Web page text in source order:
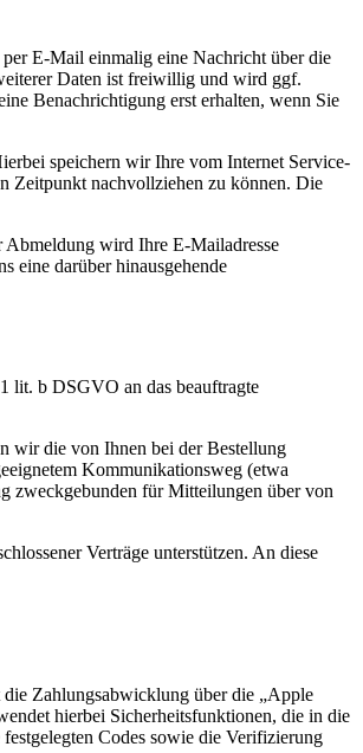
E-Mail einmalig eine Nachricht über die
Daten ist freiwillig und wird ggf.
Benachrichtigung erst erhalten, wenn Sie
speichern wir Ihre vom Internet Service-
Zeitpunkt nachvollziehen zu können. Die
Abmeldung wird Ihre E-Mailadresse
eine darüber hinausgehende
lit. b DSGVO an das beauftragte
wir die von Ihnen bei der Bestellung
Kommunikationsweg (etwa
zweckgebunden für Mitteilungen über von
Verträge unterstützen. An diese
Zahlungsabwicklung über die „Apple
hierbei Sicherheitsfunktionen, die in die
Codes sowie die Verifizierung